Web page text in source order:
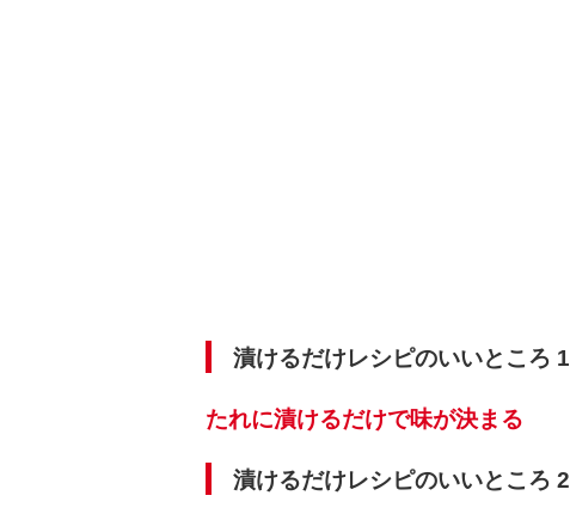
漬けるだけレシピのいいところ 1
たれに漬けるだけで味が決まる
漬けるだけレシピのいいところ 2